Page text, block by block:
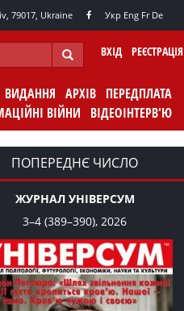
79017, Ukraine Укр Eng Fr De
ВХІД РЕЄСТРАЦІЯ
ВИДАННЯ АРХІВ ПЕРЕДПЛАТА
ВІЙНИ ВІДЕОІНТЕРВ'Ю
ПОПЕРЕДНЄ ЧИСЛО
ЖУРНАЛ УНІВЕРСУМ
3–4 (389–390), 2026